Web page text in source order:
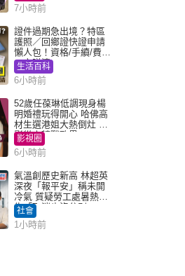
7小時前
證件過期急出境？特區
護照／回鄉證快證申請
懶人包！資格/手續/費用
一文睇清
生活百科
6小時前
52歲任葆琳低調現身楊
明婚禮玩得開心 哈佛高
材生選港姐大熱倒灶 息
影從商轉戰政界
影視圈
6小時前
氣溫創歷史新高 林超英
深夜「報平安」稱未開
冷氣 質疑勞工處暑熱警
告「取消也沒分別」
社會
1小時前